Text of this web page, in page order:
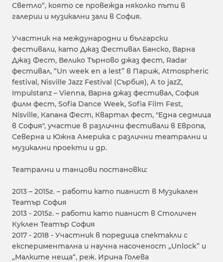
Светло“, която се провежда няколко пъти в
галерии и музикални зали в София.
Участник на международни и български
фестивали, като Джаз Фестивал Банско, Варна
Джаз Фест, Велико Търново джаз фест, Radar
фестивал, “Un week en a lest” в Париж, Atmospheric
festival, Nisville Jazz Festival (Сърбия), А to jazZ,
Impulstanz – Vienna, Варна джаз фестивал, София
филм фест, Sofia Dance Week, Sofia Film Fest,
Nisville, Капана Фест, Квартал фест, "Една седмица
в София", участие в различни фестивали в Европа,
Северна и Южна Америка с различни театрални и
музикални проекти и др.
Театрални и танцови постановки:
2013 – 2015г. – работи като пианист в Музикален
Театър София
2013 - 2015г. – работи като пианист в Столичен
Куклен Театър София
2017 - 2018 - Участник в поредица спектакли с
експериментална и научна насоченост „Unlock” и
„Малките неща“, реж. Ирина Голева